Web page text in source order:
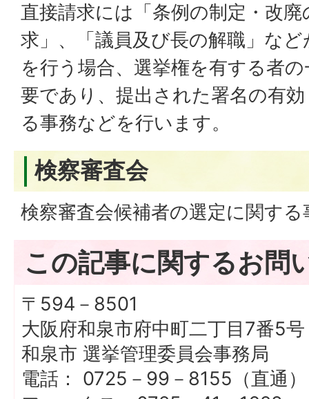
直接請求には「条例の制定・改
求」、「議員及び長の解職」な
を行う場合、選挙権を有する者
要であり、提出された署名の有
る事務などを行います。
検察審査会
検察審査会候補者の選定に関す
この記事に関するお問
〒594－8501
大阪府和泉市府中町二丁目7番5号
和泉市 選挙管理委員会事務局
電話： 0725－99－8155（直通）